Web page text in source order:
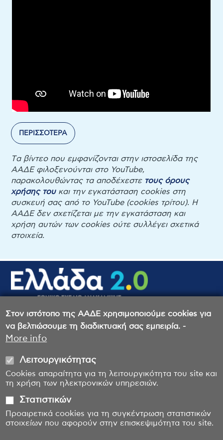
Στον ιστότοπο της ΑΑΔΕ χρησιμοποιούμε cookies για
να βελτιώσουμε τη διαδικτυακή σας εμπειρία. -
More info
Λειτουργικότητας
Cookies απαραίτητα για τη λειτουργικότητα του site και
τη χρήση των ηλεκτρονικών υπηρεσιών.
Στατιστικών
Προαιρετικά cookies για τη συγκέντρωση στατιστικών
στοιχείων που αφορούν στην επισκεψιμότητα του site.
ΠΕΡΙΣΣΟΤΕΡΑ
Tα βίντεο που εμφανίζονται στην ιστοσελίδα της
ΑΑΔΕ φιλοξενούνται στο YouTube,
παρακολουθώντας τα αποδέχεστε τους όρους
χρήσης τουκαι την εγκατάσταση cookies στη
συσκευή σας από το YouTube (cookies τρίτου). Η
ΑΑΔΕ δεν σχετίζεται με την εγκατάσταση και
χρήση αυτών των cookies ούτε συλλέγει σχετικά
στοιχεία.
Στρατηγική κατά της Απάτης στις Δράσεις
του ΤΑΑ